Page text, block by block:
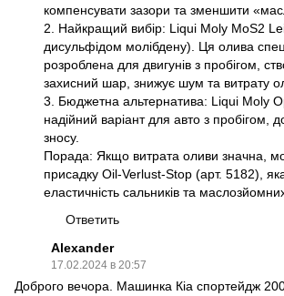
компенсувати зазори та зменшити
2. Найкращий вибір: Liqui Moly MoS2
дисульфідом молібдену). Ця олива
розроблена для двигунів з пробігом,
захисний шар, знижує шум та витрату
3. Бюджетна альтернатива: Liqui Moly
надійний варіант для авто з пробігом,
зносу.
Порада: Якщо витрата оливи значна,
присадку Oil-Verlust-Stop (арт. 5182),
еластичність сальників та
Ответить
Alexander
17.02.2024 в 20:57
Доброго вечора. Машинка Кіа спортейдж